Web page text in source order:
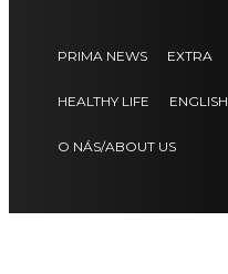
PRIMA NEWS EXTRA
HEALTHY LIFE ENGLISH
O NÁS/ABOUT US